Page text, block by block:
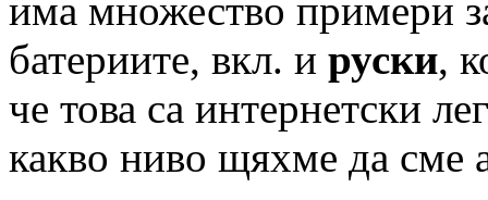
има множество примери
батериите, вкл. и руски,
че това са интернетски
какво ниво щяхме да сме